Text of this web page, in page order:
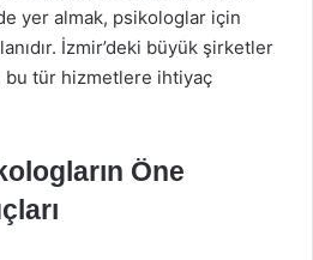
yer almak, psikologlar için
İzmir’deki büyük şirketler
bu tür hizmetlere ihtiyaç
Öne